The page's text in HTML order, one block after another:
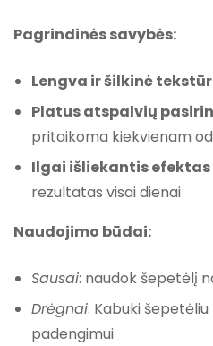
Pagrindinės savybės:
Lengva ir šilkinė
Platus atspalvių
pritaikoma kiekvienam
Ilgai išliekantis efektas
rezultatas visai dienai
Naudojimo būdai:
Sausai: naudok šepetėlį
Drėgnai: Kabuki
padengimui